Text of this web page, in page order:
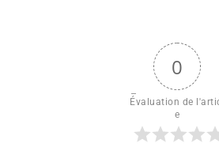
0
Évaluation de
e